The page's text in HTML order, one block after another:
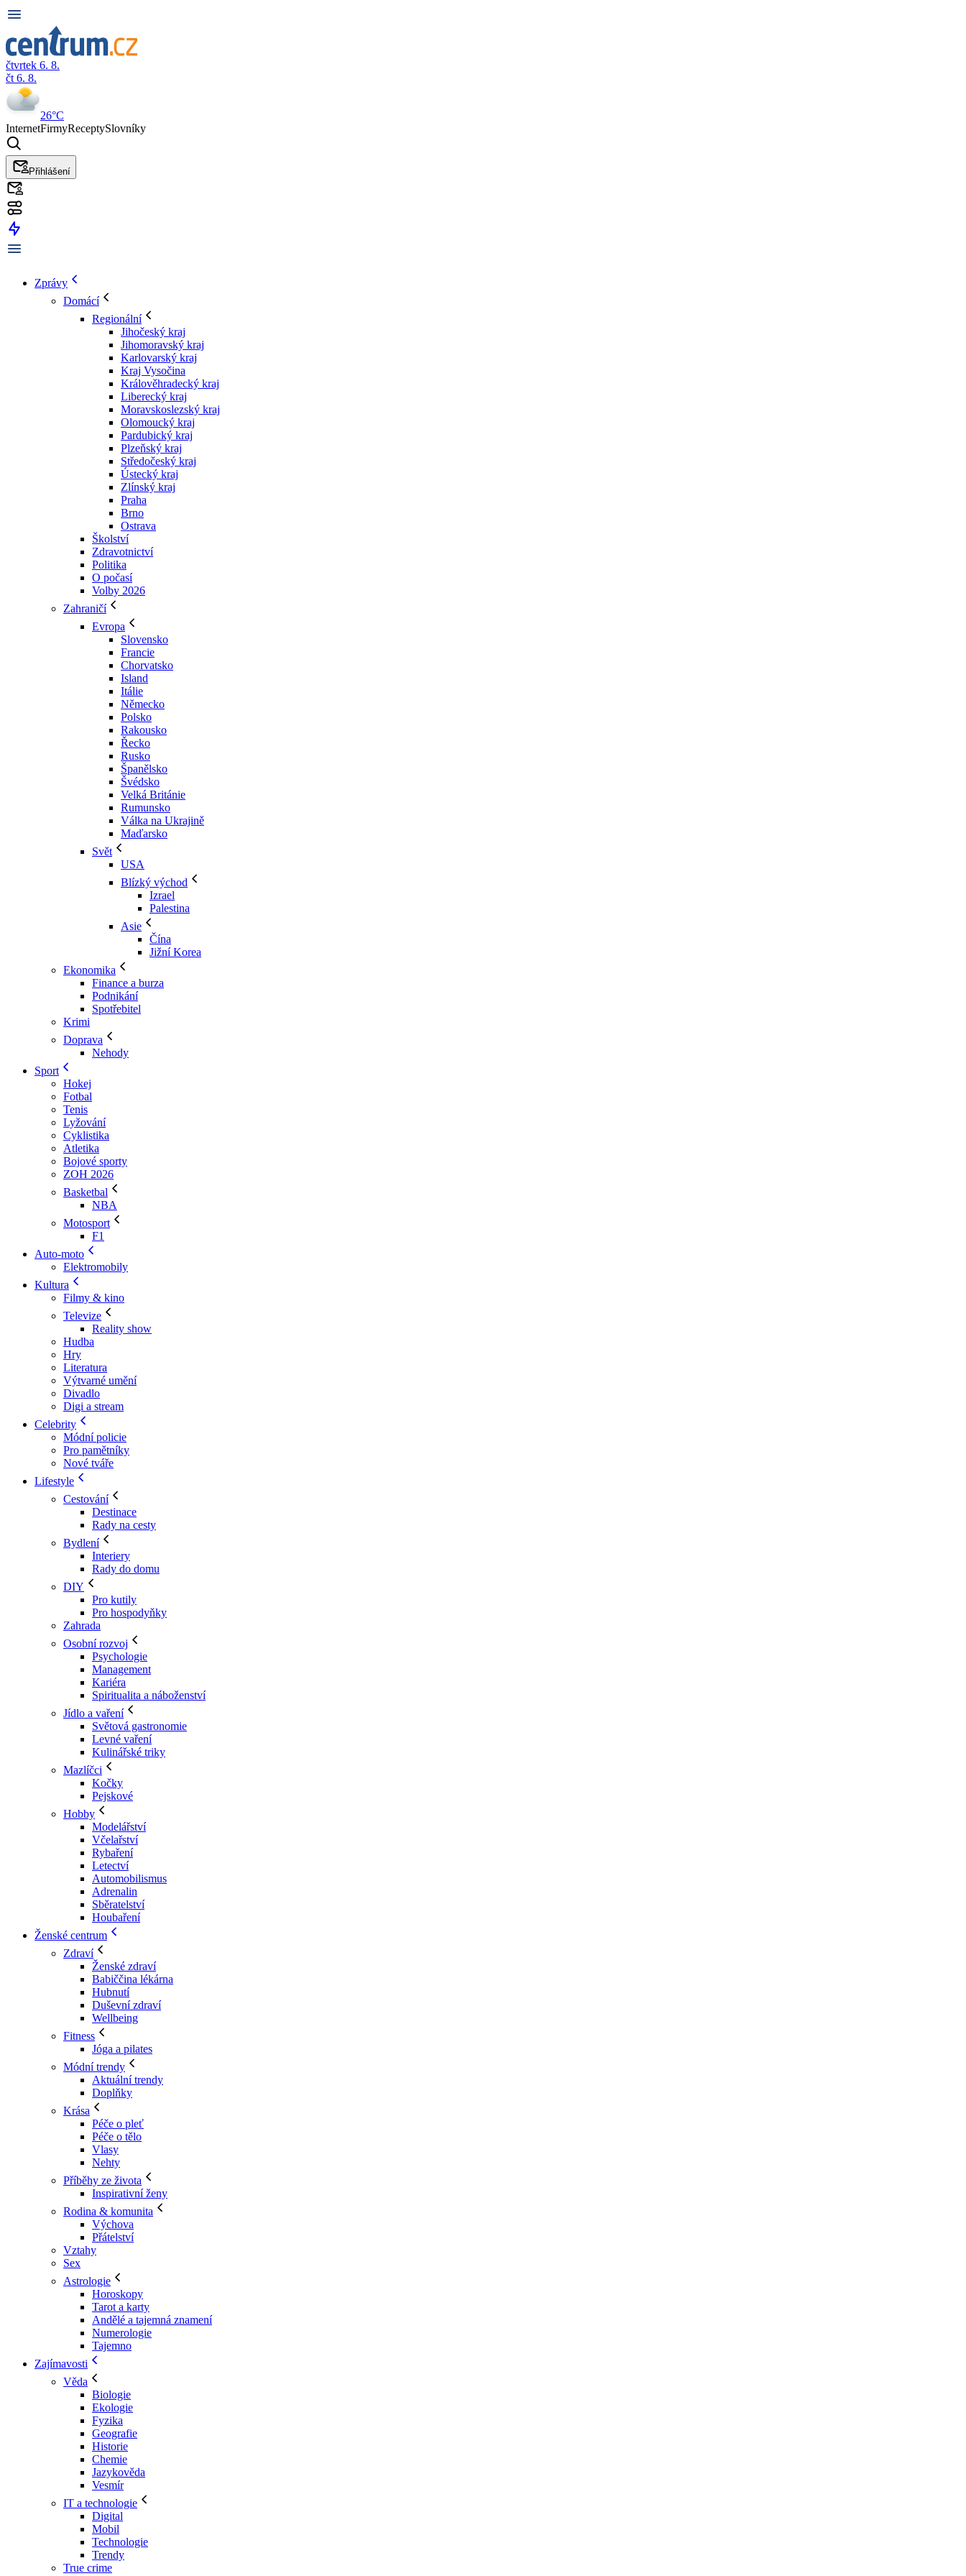
čtvrtek 6. 8.
čt 6. 8.
26°C
InternetFirmyReceptySlovníky
Přihlášení
Zprávy
Domácí
Regionální
Jihočeský kraj
Jihomoravský kraj
Karlovarský kraj
Kraj Vysočina
Králověhradecký kraj
Liberecký kraj
Moravskoslezský kraj
Olomoucký kraj
Pardubický kraj
Plzeňský kraj
Středočeský kraj
Ústecký kraj
Zlínský kraj
Praha
Brno
Ostrava
Školství
Zdravotnictví
Politika
O počasí
Volby 2026
Zahraničí
Evropa
Slovensko
Francie
Chorvatsko
Island
Itálie
Německo
Polsko
Rakousko
Řecko
Rusko
Španělsko
Švédsko
Velká Británie
Rumunsko
Válka na Ukrajině
Maďarsko
Svět
USA
Blízký východ
Izrael
Palestina
Asie
Čína
Jižní Korea
Ekonomika
Finance a burza
Podnikání
Spotřebitel
Krimi
Doprava
Nehody
Sport
Hokej
Fotbal
Tenis
Lyžování
Cyklistika
Atletika
Bojové sporty
ZOH 2026
Basketbal
NBA
Motosport
F1
Auto-moto
Elektromobily
Kultura
Filmy & kino
Televize
Reality show
Hudba
Hry
Literatura
Výtvarné umění
Divadlo
Digi a stream
Celebrity
Módní policie
Pro pamětníky
Nové tváře
Lifestyle
Cestování
Destinace
Rady na cesty
Bydlení
Interiery
Rady do domu
DIY
Pro kutily
Pro hospodyňky
Zahrada
Osobní rozvoj
Psychologie
Management
Kariéra
Spiritualita a náboženství
Jídlo a vaření
Světová gastronomie
Levné vaření
Kulinářské triky
Mazlíčci
Kočky
Pejskové
Hobby
Modelářství
Včelařství
Rybaření
Letectví
Automobilismus
Adrenalin
Sběratelství
Houbaření
Ženské centrum
Zdraví
Ženské zdraví
Babiččina lékárna
Hubnutí
Duševní zdraví
Wellbeing
Fitness
Jóga a pilates
Módní trendy
Aktuální trendy
Doplňky
Krása
Péče o pleť
Péče o tělo
Vlasy
Nehty
Příběhy ze života
Inspirativní ženy
Rodina & komunita
Výchova
Přátelství
Vztahy
Sex
Astrologie
Horoskopy
Tarot a karty
Andělé a tajemná znamení
Numerologie
Tajemno
Zajímavosti
Věda
Biologie
Ekologie
Fyzika
Geografie
Historie
Chemie
Jazykověda
Vesmír
IT a technologie
Digital
Mobil
Technologie
Trendy
True crime